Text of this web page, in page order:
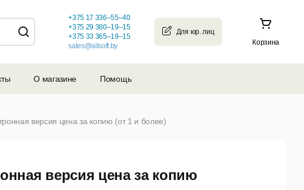
Корзина
+375 17 336–55–40
+375 29 380–19–15
+375 33 365–19–15
sales@allsoft.by
О магазине Помощь
версия цена за копию (от 1 и более)
версия цена за копию